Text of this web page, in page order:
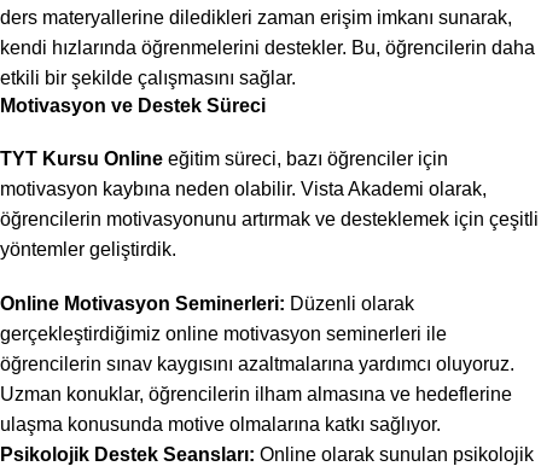
ders materyallerine diledikleri zaman erişim imkanı sunarak,
kendi hızlarında öğrenmelerini destekler. Bu, öğrencilerin daha
etkili bir şekilde çalışmasını sağlar.
Motivasyon ve Destek Süreci
TYT Kursu Online eğitim süreci, bazı öğrenciler için
motivasyon kaybına neden olabilir. Vista Akademi olarak,
öğrencilerin motivasyonunu artırmak ve desteklemek için çeşitli
yöntemler geliştirdik.
Online Motivasyon Seminerleri: Düzenli olarak
gerçekleştirdiğimiz online motivasyon seminerleri ile
öğrencilerin sınav kaygısını azaltmalarına yardımcı oluyoruz.
Uzman konuklar, öğrencilerin ilham almasına ve hedeflerine
ulaşma konusunda motive olmalarına katkı sağlıyor.
Psikolojik Destek Seansları: Online olarak sunulan psikolojik